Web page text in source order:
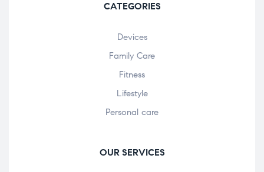
CATEGORIES
Devices
Family Care
Fitness
Lifestyle
Personal care
OUR SERVICES